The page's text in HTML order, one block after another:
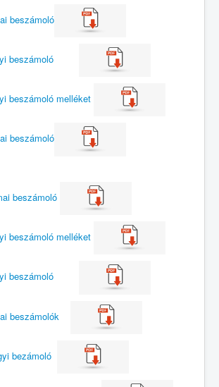
beszámoló
beszámoló
beszámoló melléket
beszámoló
beszámoló
beszámoló melléket
beszámoló
beszámolók
bezámoló